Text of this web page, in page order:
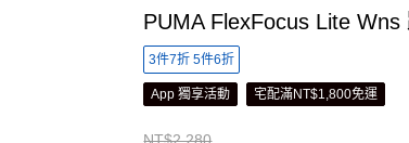
PUMA FlexFocus Lite Wns
3件7折 5件6折
App 獨享活動 宅配滿NT$1,800免運